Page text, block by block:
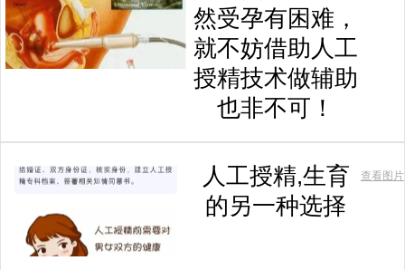
然受孕有困难，
就不妨借助人工
授精技术做辅助
也非不可！
人工授精,生育
的另一种选择
查看图片